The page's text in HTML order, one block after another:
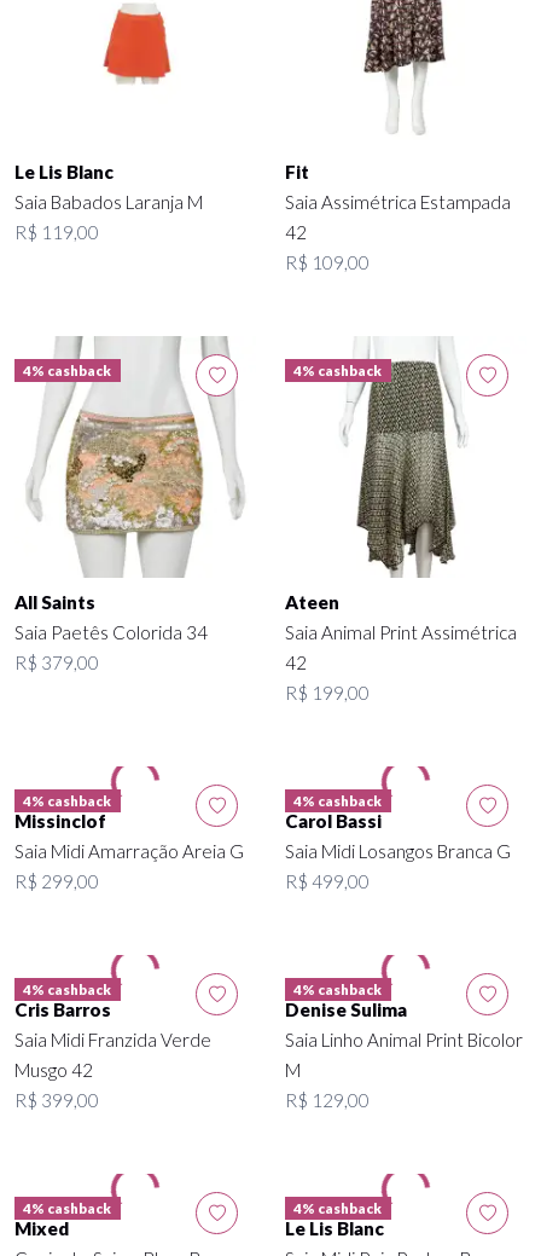
Le Lis Blanc
Saia Babados Laranja M
R$ 119,00
Fit
Saia Assimétrica Estampada
42
R$ 109,00
4% cashback
All Saints
Saia Paetês Colorida 34
R$ 379,00
4% cashback
Ateen
Saia Animal Print Assimétrica
42
R$ 199,00
4% cashback
Missinclof
Saia Midi Amarração Areia G
R$ 299,00
4% cashback
Carol Bassi
Saia Midi Losangos Branca G
R$ 499,00
4% cashback
Cris Barros
Saia Midi Franzida Verde
4% cashback
Denise Sulima
Saia Linho Animal Print Bicolor